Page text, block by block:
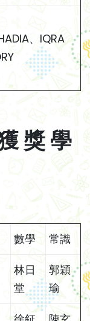
、IQRA
獎 學
數學 常識
林日
堂
郭穎
瑜